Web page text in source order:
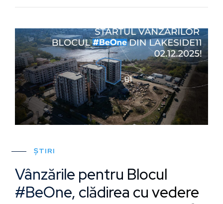
ȘTIRI
Vânzările pentru Blocul
#BeOne, clădirea cu vedere